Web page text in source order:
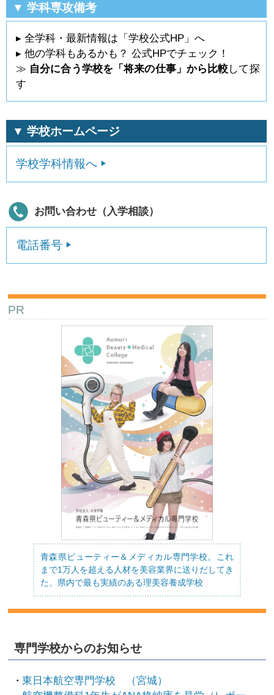
▼ 学科専攻備考
▸ 全学科・最新情報は「学校公式HP」へ
▸ 他の学科もあるかも？ 公式HPでチェック！
≫ 自分に合う学校を「将来の仕事」から比較して探
す
▼ 学校ホームページ
学校学科情報へ
お問い合わせ（入学相談）
電話番号
PR
青森県ビューティー＆メディカル専門学校。これ
まで1万人を超える人材を美容業界に送りだしてき
た、県内で最も実績のある理美容養成学校
専門学校からのお知らせ
東日本航空専門学校 （宮城）